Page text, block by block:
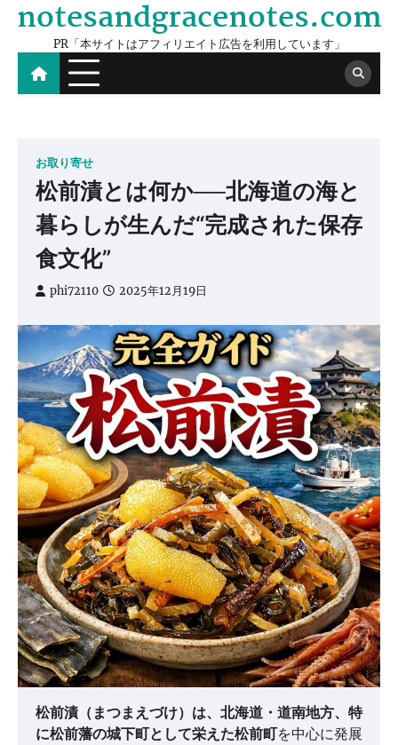
Skip
content
notesandgracenotes.com
PR「本サイトはアフィリエイト広告を利用しています」
お取り寄せ
松前漬とは何か──北海道の海と
暮らしが生んだ“完成された保存
食文化”
phi72110 2025年12月19日
松前漬（まつまえづけ）は、北海道・道南地方、特
に松前藩の城下町として栄えた松前町を中心に発展